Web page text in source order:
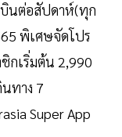
บินต่อสัปดาห์(ทุก
พิเศษจัดโปร
กเริ่มต้น 2,990
ทาง 7
Super App